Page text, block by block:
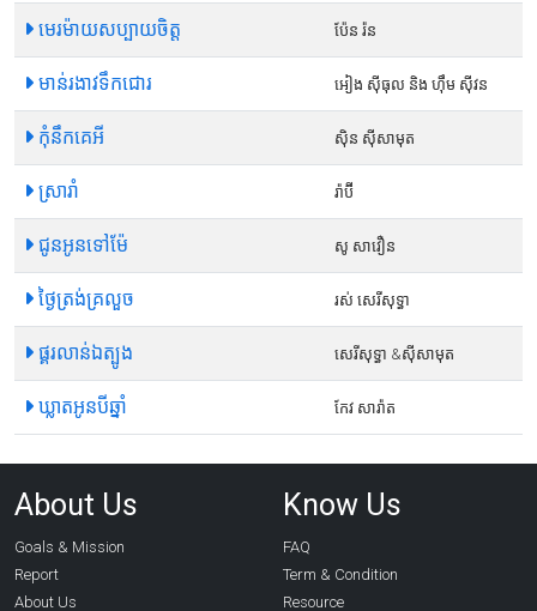
មេរម៉ាយសប្បាយចិត្ត ប៉ែន រ៉ន
មាន់រងាវទឹកជោរ អៀង ស៊ីធុល និង ហ៊ឹម ស៊ីវន
កុំនឹកគេអី ស៊ិន ស៊ីសាមុត
ស្រារាំ រ៉ាប៊ី
ជូនអូនទៅម៉ែ សូ សាវឿន
ថ្ងៃត្រង់គ្រលួច រស់ សេរីសុទ្ធា
ផ្គរលាន់ឯត្បូង សេរីសុទ្ធា​ &ស៊ីសាមុត
ឃ្លាតអូនបីឆ្នាំ កែវ សារ៉ាត
About Us
Goals & Mission
Report
About Us
Know Us
FAQ
Term & Condition
Resource